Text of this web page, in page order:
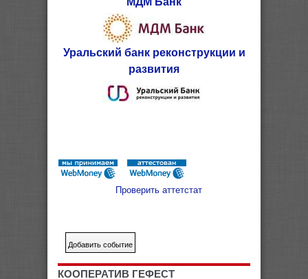
Уральский банк реконструкции и
развития
Проверить аттетстат
КООПЕРАТИВ ГЕФЕСТ